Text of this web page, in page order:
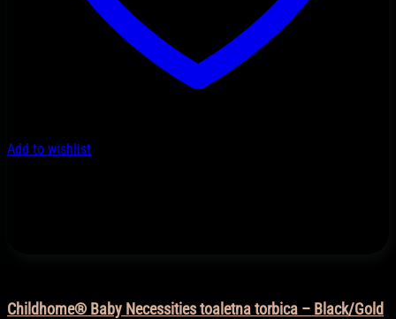
Add to wishlist
Childhome® Baby Necessities toaletna torbica – Black/Gold